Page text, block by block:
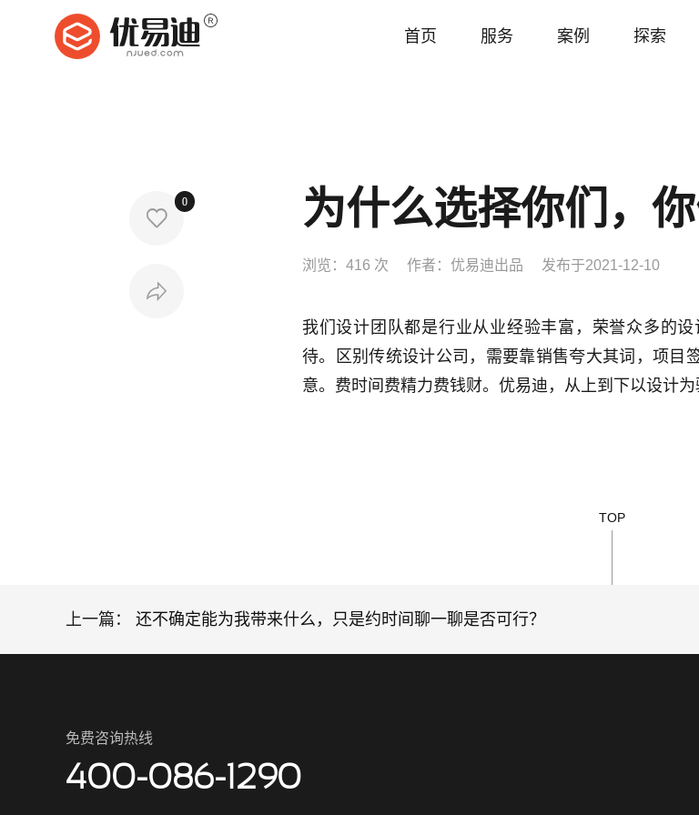
首页 服务 案例 探索

0

为什么选择你们，
浏览： 416 次 作者： 优易迪出品 发布于2021-12-10
我们设计团队都是行业从业经验丰富，荣誉众多的
待。区别传统设计公司，需要靠销售夸大其词，项目
意。费时间费精力费钱财。优易迪，从上到下以设计
TOP
上一篇： 还不确定能为我带来什么，只是约时间聊一聊是否可行？
免费咨询热线
400-086-1290